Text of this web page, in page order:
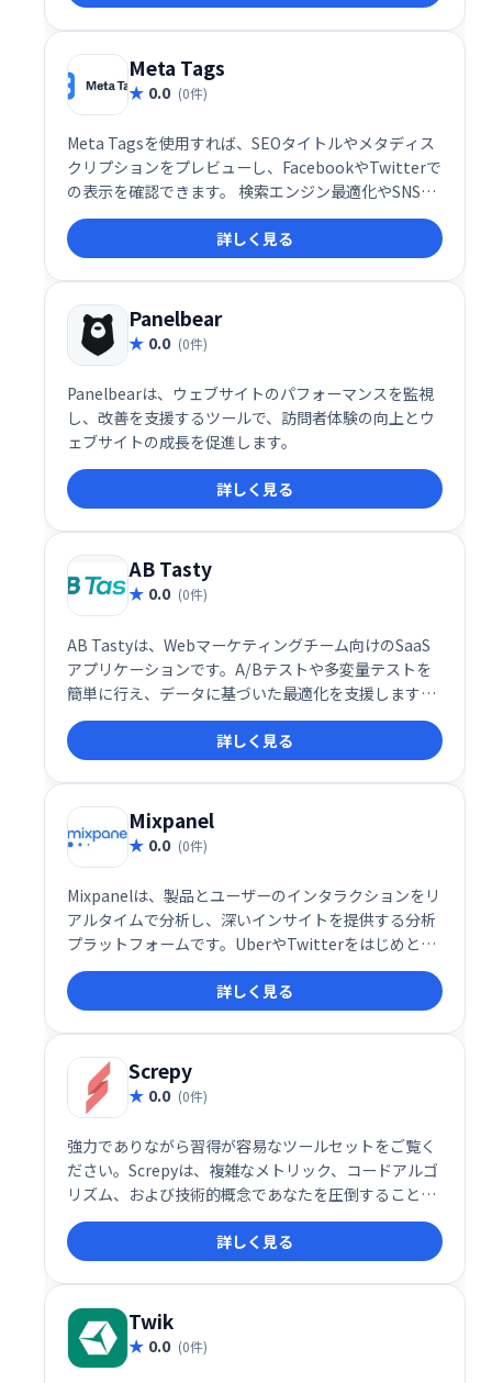
です。
Meta Tags
0.0 (0件)
Meta Tagsを使用すれば、SEOタイトルやメタディス
クリプションをプレビューし、FacebookやTwitterで
の表示を確認できます。 検索エンジン最適化やSNSで
のシェア効果を事前に確認することで、より効果的な
コンテンツ作成を支援します。 Webサイトの表示を最
適化し、集客効果の向上を目指せます。
詳しく見る
Panelbear
0.0 (0件)
Panelbearは、ウェブサイトのパフォーマンスを監視
し、改善を支援するツールで、訪問者体験の向上とウ
ェブサイトの成長を促進します。
詳しく見る
AB Tasty
0.0 (0件)
AB Tastyは、Webマーケティングチーム向けのSaaS
アプリケーションです。A/Bテストや多変量テストを
簡単に行え、データに基づいた最適化を支援します。
直感的なインターフェースで、チームは完全な自律性
を持ってテストを実行し、ウェブサイトのパフォーマ
ンス向上を実現できます。
詳しく見る
Mixpanel
0.0 (0件)
Mixpanelは、製品とユーザーのインタラクションをリ
アルタイムで分析し、深いインサイトを提供する分析
プラットフォームです。UberやTwitterをはじめとす
る26,000社以上の企業に利用されており、無料プラン
も提供されているため、初めての方でも気軽に利用を
開始できます。
詳しく見る
Screpy
0.0 (0件)
強力でありながら習得が容易なツールセットをご覧く
ださい。Screpyは、複雑なメトリック、コードアルゴ
リズム、および技術的概念であなたを圧倒することは
ありません！分析、スコアの提示、段階的なガイドラ
インの作成により、より多くのユーザーにリーチでき
ます。
詳しく見る
Twik
0.0 (0件)